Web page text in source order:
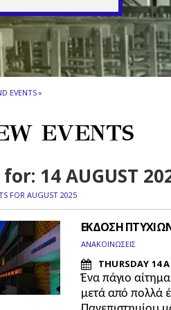
EVENTS»
EVENTS
14 AUGUST
FOR AUGUST 2025
ΕΚΔΟΣΗ
ΑΝΑΚΟΙΝΩΣΕΙΣ
THURSDAY 14
Ένα πάγιο
μετά από πολλά